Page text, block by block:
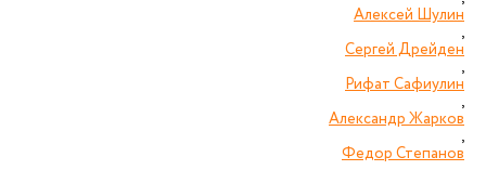
Алексей Шулин
,
Сергей Дрейден
,
Рифат Сафиулин
,
Александр Жарков
,
Федор Степанов